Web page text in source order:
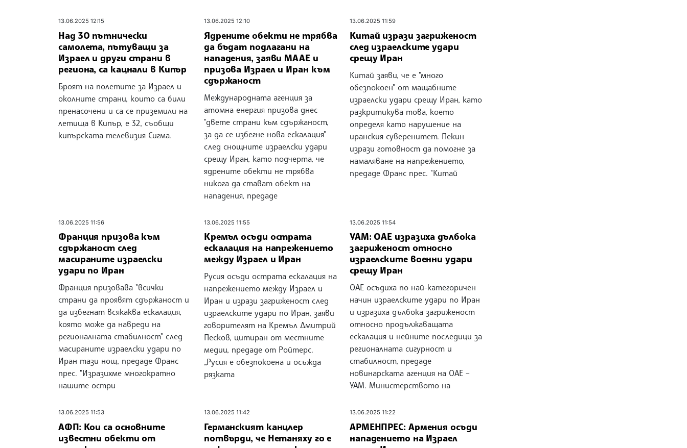
13.06.2025 12:15
Над 30 пътнически
самолета, пътуващи за
Израел и други страни в
региона, са кацнали в Кипър
Броят на полетите за Израел и
околните страни, които са били
пренасочени и са се приземили на
летища в Кипър, е 32, съобщи
кипърската телевизия Сигма.
13.06.2025 12:10
Ядрените обекти не трябва
да бъдат подлагани на
нападения, заяви МААЕ и
призова Израел и Иран към
сдържаност
Международната агенция за
атомна енергия призова днес
"двете страни към сдържаност,
за да се избегне нова ескалация"
след снощните израелски удари
срещу Иран, като подчерта, че
ядрените обекти не трябва
никога да стават обект на
нападения, предаде
13.06.2025 11:59
Китай изрази загриженост
след израелските удари
срещу Иран
Китай заяви, че е "много
обезпокоен" от мащабните
израелски удари срещу Иран, като
разкритикува това, което
определя като нарушение на
иранския суверенитет. Пекин
изрази готовност да помогне за
намаляване на напрежението,
предаде Франс прес. "Китай
13.06.2025 11:56
Франция призова към
сдържаност след
масираните израелски
удари по Иран
Франция призовава "всички
страни да проявят сдържаност и
да избегнат всякаква ескалация,
която може да навреди на
регионалната стабилност" след
масираните израелски удари по
Иран тази нощ, предаде Франс
прес. "Изразихме многократно
нашите остри
13.06.2025 11:55
Кремъл осъди острата
ескалация на напрежението
между Израел и Иран
Русия осъди острата ескалация на
напрежението между Израел и
Иран и изрази загриженост след
израелските удари по Иран, заяви
говорителят на Кремъл Дмитрий
Песков, цитиран от местните
медии, предаде от Ройтерс.
„Русия е обезпокоена и осъжда
рязката
13.06.2025 11:54
УАМ: ОАЕ изразиха дълбока
загриженост относно
израелските военни удари
срещу Иран
ОАЕ осъдиха по най-категоричен
начин израелските удари по Иран
и изразиха дълбока загриженост
относно продължаващата
ескалация и нейните последици за
регионалната сигурност и
стабилност, предаде
новинарската агенция на ОАЕ –
УАМ. Министерството на
13.06.2025 11:53
АФП: Кои са основните
известни обекти от
13.06.2025 11:42
Германският канцлер
потвърди, че Нетаняху го е
13.06.2025 11:22
АРМЕНПРЕС: Армения осъди
нападението на Израел